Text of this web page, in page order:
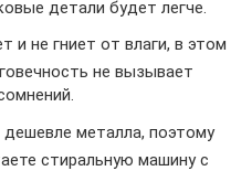
детали будет легче.
и не гниет от влаги, в этом
не вызывает
металла, поэтому
стиральную машину с